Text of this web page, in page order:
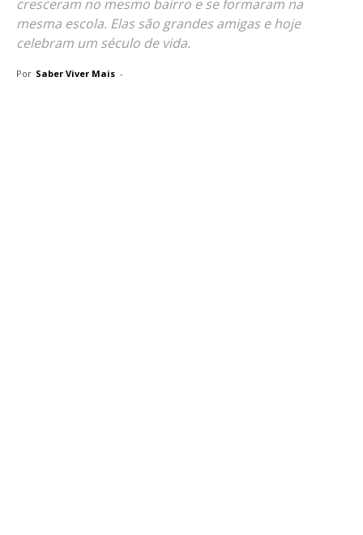
cresceram no mesmo bairro e se formaram na
mesma escola. Elas são grandes amigas e hoje
celebram um século de vida.
Por Saber Viver Mais -